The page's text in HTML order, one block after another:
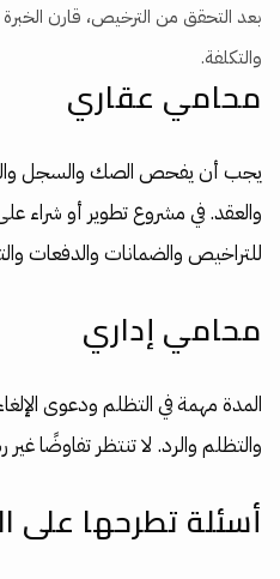
بعد التحقق من الترخيص، قارن
والتكلفة.
محامي عقاري
يجب أن يفحص الصك والسجل
والعقد. في مشروع تطوير أو شراء
للتراخيص والضمانات والدفعات
محامي إداري
المدة مهمة في التظلم ودعوى
والتظلم والرد. لا تنتظر تفاوضًا
أسئلة تطرحها على